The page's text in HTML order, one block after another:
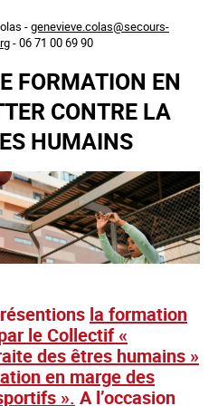
-genevieve.colas@secours-
- 06 71 00 69 90
FORMATION EN
CONTRE LA
HUMAINS
la formation
le Collectif «
des êtres humains »
en marge des
». A l’occasion